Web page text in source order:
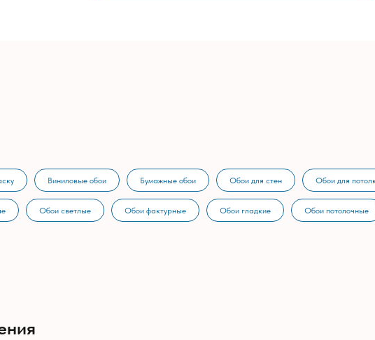
Виниловые обои Бумажные обои Обои для стен Обои для
Обои светлые Обои фактурные Обои гладкие Обои потолочные